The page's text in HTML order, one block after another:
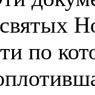
святых
по